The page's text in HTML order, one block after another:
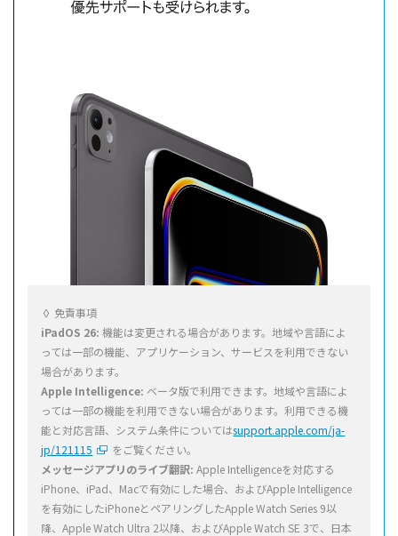
◊ 免責事項
iPadOS 26:機能は変更される場合があります。地域や言語によ
っては一部の機能、アプリケーション、サービスを利用できない
場合があります。
Apple Intelligence: ベータ版で利用できます。地域や言語によ
っては一部の機能を利用できない場合があります。利用できる機
能と対応言語、システム条件についてはsupport.apple.com/ja-
jp/121115
をご覧ください。
メッセージアプリのライブ翻訳:Apple Intelligenceを対応する
iPhone、iPad、Macで有効にした場合、およびApple Intelligence
を有効にしたiPhoneとペアリングしたApple Watch Series 9以
降、Apple Watch Ultra 2以降、およびApple Watch SE 3で、日本